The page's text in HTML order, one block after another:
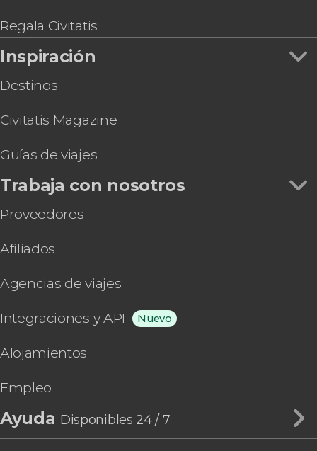
turístico de Turín
Regala Civitatis
Inspiración
Destinos
Civitatis Magazine
Guías de viajes
Trabaja con nosotros
Proveedores
Afiliados
Agencias de viajes
Integraciones y API Nuevo
Alojamientos
Empleo
Ayuda Disponibles 24 / 7